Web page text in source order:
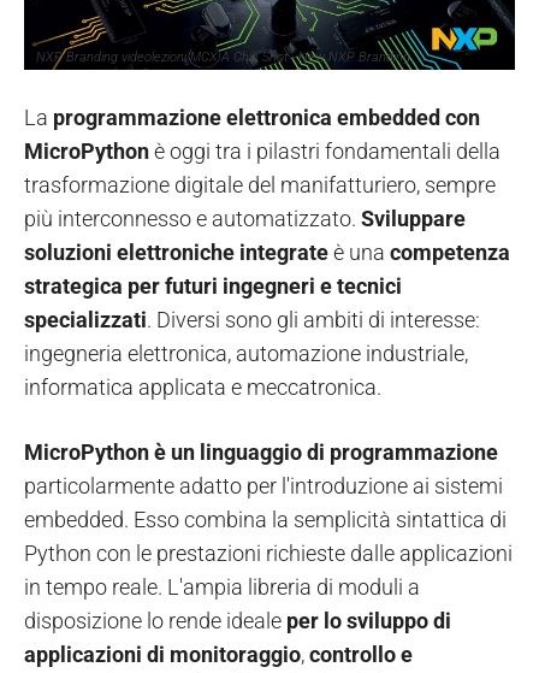
NXP Branding videolezioni MCX A Chip Shot - New NXP Branding
La programmazione elettronica embedded con
MicroPythonè oggi tra i pilastri fondamentali della
trasformazione digitale del manifatturiero, sempre
più interconnesso e automatizzato. Sviluppare
soluzioni elettroniche integrateè una competenza
strategica per futuri ingegneri e tecnici
specializzati. Diversi sono gli ambiti di interesse:
ingegneria elettronica, automazione industriale,
informatica applicata e meccatronica.
MicroPython è un linguaggio di programmazione
particolarmente adatto per l'introduzione ai sistemi
embedded. Esso combina la semplicità sintattica di
Python con le prestazioni richieste dalle applicazioni
in tempo reale. L'ampia libreria di moduli a
disposizione lo rende ideale per lo sviluppo di
applicazioni di monitoraggio,controllo e